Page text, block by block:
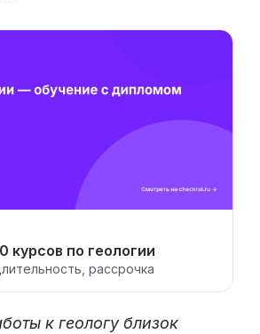
курсов по геологии
рассрочка
к геологу близок